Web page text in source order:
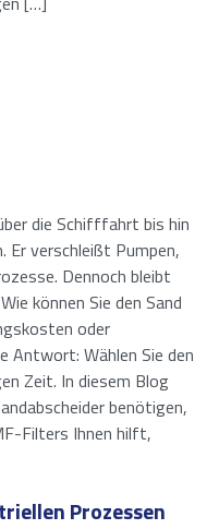
die Schifffahrt bis hin
Er verschleißt Pumpen,
Dennoch bleibt
können Sie den Sand
oder
Antwort: Wählen Sie den
Zeit. In diesem Blog
benötigen,
Filters Ihnen hilft,
Prozessen